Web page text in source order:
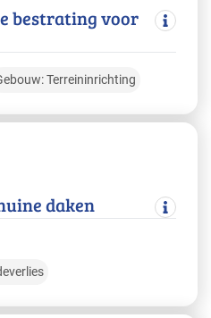
bestrating voor
Terreininrichting
daken